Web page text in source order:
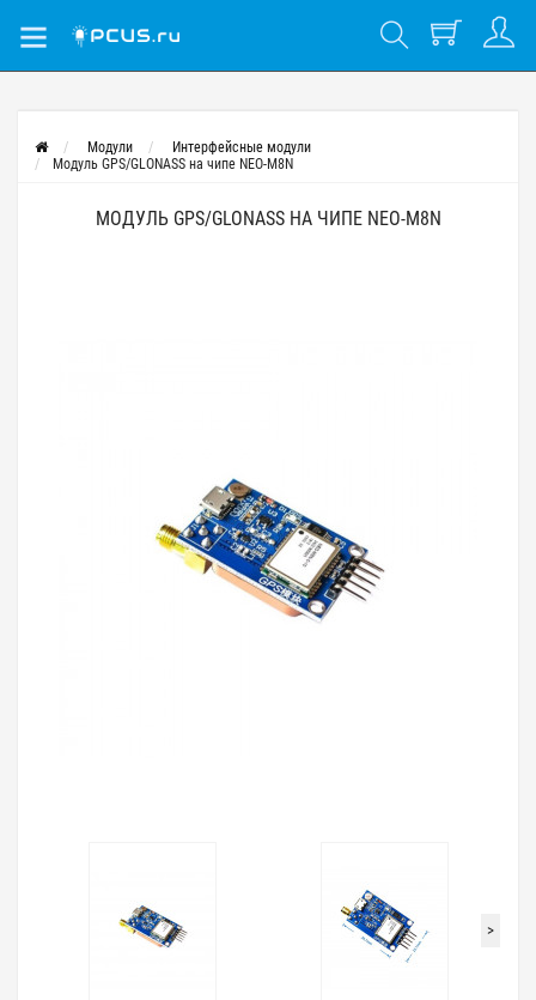
Модули
Интерфейсные модули
Модуль GPS/GLONASS на чипе NEO-M8N
МОДУЛЬ GPS/GLONASS НА ЧИПЕ NEO-M8N
>